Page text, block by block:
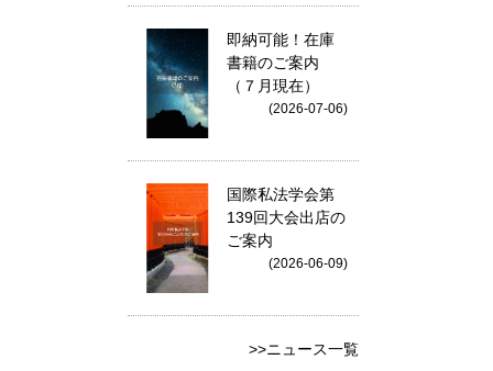
即納可能！在庫
書籍のご案内
（７月現在）
(2026-07-06)
国際私法学会第
139回大会出店の
ご案内
(2026-06-09)
>>ニュース一覧